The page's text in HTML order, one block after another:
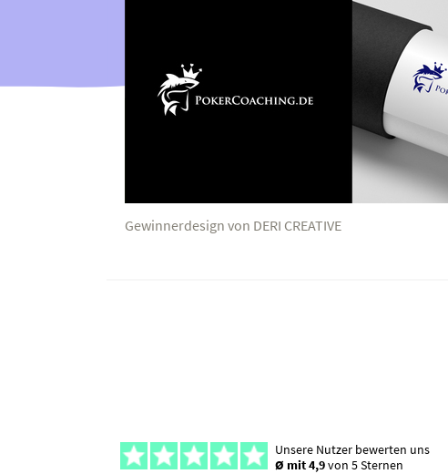
Gewinnerdesign von DERI CREATIVE
Unsere Nutzer bewerten uns
Ø mit 4,9von 5 Sternen